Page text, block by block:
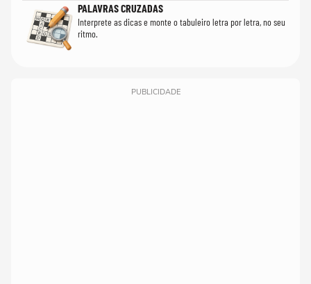
PALAVRAS CRUZADAS
Interprete as dicas e monte o tabuleiro letra por letra, no seu
ritmo.
PUBLICIDADE